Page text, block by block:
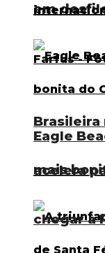
em
Eagle
mais
acelera
chegar à